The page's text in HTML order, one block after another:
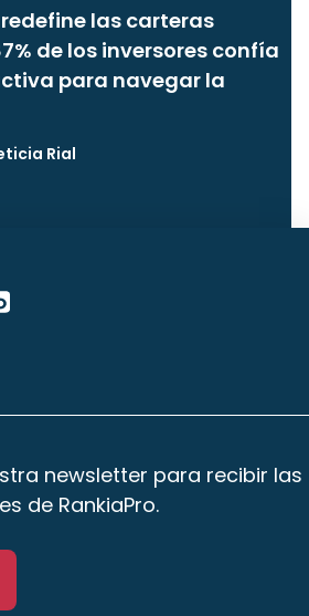
las carteras
de los inversores confía
para navegar la
Rial
newsletter para recibir las
de RankiaPro.